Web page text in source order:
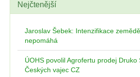
Nejčtenější
Jaroslav Šebek: Intenzifikace
nepomáhá
ÚOHS povolil Agrofertu prodej Druko
Českých vajec CZ